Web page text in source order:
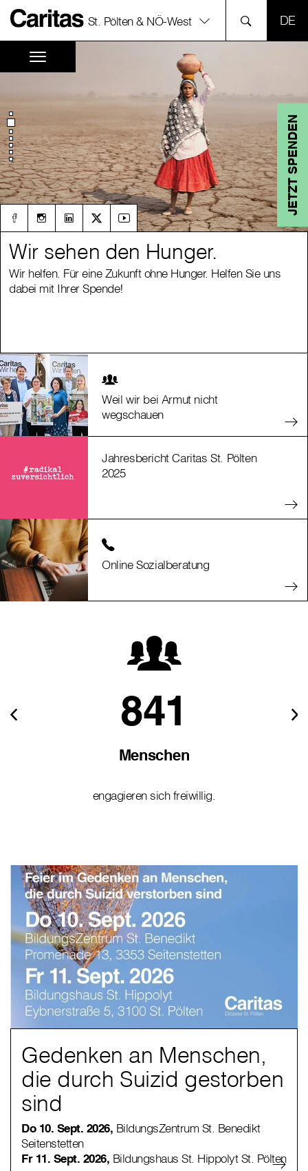
St. Pölten & NÖ-West
JETZT SPENDEN
Wir sehen den Hunger.
Wir helfen. Für eine Zukunft ohne Hunger. Helfen Sie uns
dabei mit Ihrer Spende!
Wir sehen den Hunger.
Wir helfen. Für eine Zukunft ohne Hunger. Helfen Sie uns
dabei mit Ihrer Spende!
Weil wir bei Armut nicht
wegschauen
Jahresbericht Caritas St. Pölten
2025
Online Sozialberatung
841
Menschen
engagieren sich freiwillig.
Gedenken an Menschen,
die durch Suizid gestorben
sind
Do 10. Sept. 2026, BildungsZentrum St. Benedikt
Seitenstetten
Fr 11. Sept. 2026, Bildungshaus St. Hippolyt St. Pölten